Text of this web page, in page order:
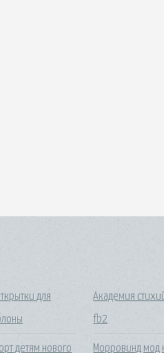
для
детям нового
Академия
fb2
Морровинд мод